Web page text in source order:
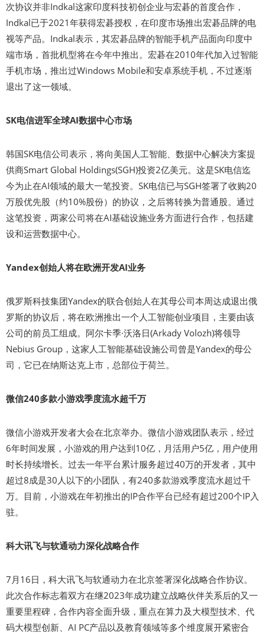
次协议并非Indkal这家印度科技初创企业与宏碁的首度合作，
Indkal已于2021年获得宏碁授权，在印度市场推出宏碁品牌的电
视等产品。Indkal表示，其宏碁品牌的智能手机产品面向印度中
端市场，首批机型将在今年中推出。宏碁在2010年代加入过智能
手机市场，推出过Windows Mobile和安卓系统手机，不过逐渐
退出了这一领域。
SK电信进军全球AI数据中心市场
韩国SK电信公司表示，将向美国人工智能、数据中心解决方案提
供商Smart Global Holdings(SGH)投资2亿美元。这是SK电信迄
今为止在AI领域的最大一笔投资。SK电信已与SGH签署了收购20
万股优先股（约10%股份）的协议，之后将转换为普通股。通过
这笔投资，两家公司将在AI基础设施业务方面进行合作，包括建
设和运营数据中心。
Yandex创始人将在欧洲开发AI业务
俄罗斯科技集团Yandex的联合创始人在其母公司本周达成退出俄
罗斯的协议后，将在欧洲推出一个人工智能创业项目，主要由该
公司的前员工组成。阿尔卡季·沃洛日(Arkady Volozh)将领导
Nebius Group，这家人工智能基础设施公司曾是Yandex的母公
司，它已在纳斯达克上市，总部位于荷兰。
微信240多款小游戏季度流水超千万
微信小游戏开发者大会在北京举办。微信小游戏团队表示，经过
6年时间发展，小游戏的用户达到10亿，月活用户5亿，用户使用
时长持续增长。过去一年平台累计服务超过40万的开发者，其中
超过8成是30人以下的小团队，有240多款游戏季度流水超过千
万。目前，小游戏在年初推出的IP合作平台已经有超过200个IP入
驻。
科大讯飞与软通动力深化战略合作
7月16日，科大讯飞与软通动力在北京签署深化战略合作协议。
此次合作标志着双方在继2023年成功建立战略伙伴关系后的又一
重要里程碑，合作内容全面升级，重点在算力及大模型技术、代
码大模型创新、AI PC产品以及教育领域等多个维度展开紧密合